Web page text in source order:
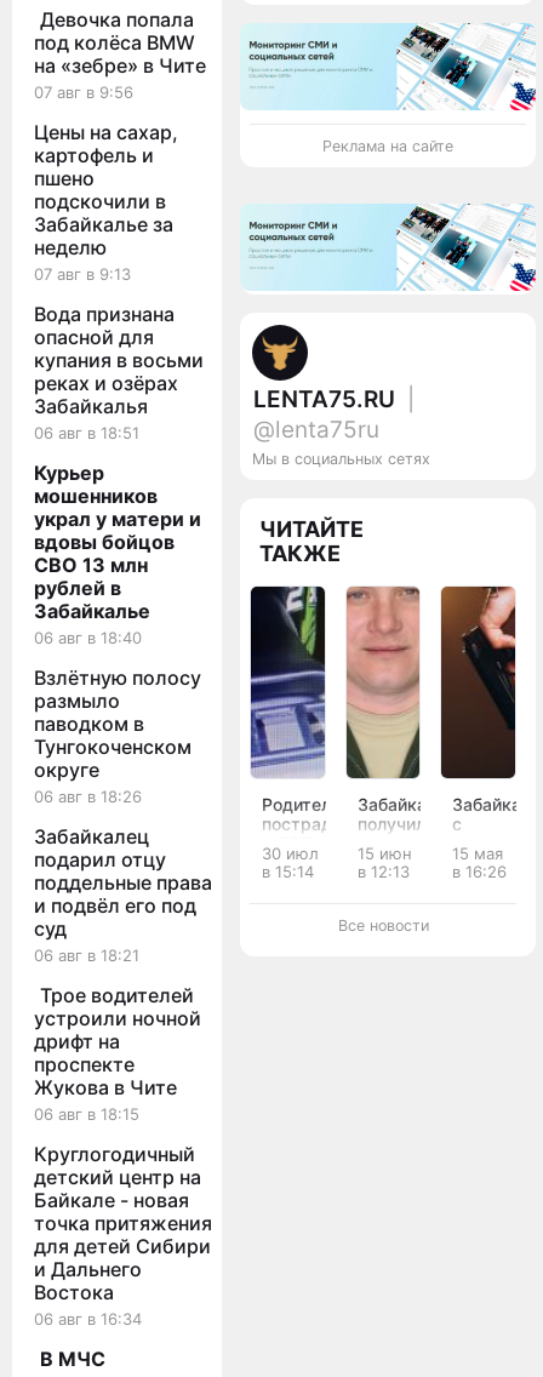
Девочка попала
под колёса BMW
на «зебре» в Чите
07 авг в 9:56
Цены на сахар,
картофель и
пшено
подскочили в
Забайкалье за
неделю
07 авг в 9:13
Вода признана
опасной для
купания в восьми
реках и озёрах
Забайкалья
06 авг в 18:51
Курьер
мошенников
украл у матери и
вдовы бойцов
СВО 13 млн
рублей в
Забайкалье
06 авг в 18:40
Взлётную полосу
размыло
паводком в
Тунгокоченском
округе
06 авг в 18:26
Забайкалец
подарил отцу
поддельные права
и подвёл его под
суд
06 авг в 18:21
Трое водителей
устроили ночной
дрифт на
проспекте
Жукова в Чите
06 авг в 18:15
Круглогодичный
детский центр на
Байкале - новая
точка притяжения
для детей Сибири
и Дальнего
Востока
06 авг в 16:34
В МЧС
Реклама на сайте
LENTA75.RU
@lenta75ru
Мы в социальных сетях
ЧИТАЙТЕ
ТАКЖЕ
Родителей
пострадавших
в ДТП
подростков-
мотоциклистов
накажут
30 июл
в 15:14
Забайкалец
получил
три
медали
за
выполнение
задач
15 июн
в 12:13
с
ограбил
15 мая
в 16:26
Все новости